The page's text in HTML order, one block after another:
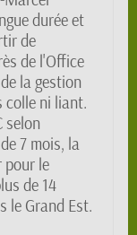
durée et
de
de l'Office
la gestion
colle ni liant.
selon
7 mois, la
pour le
de 14
le Grand Est.